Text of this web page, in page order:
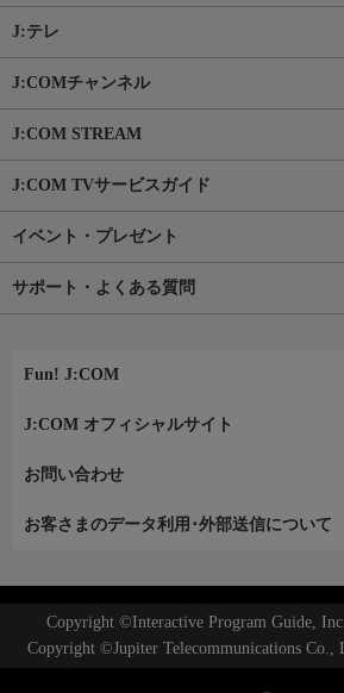
J:テレ
J:COMチャンネル
J:COM STREAM
J:COM TVサービスガイド
イベント・プレゼント
サポート・よくある質問
Fun! J:COM
J:COM オフィシャルサイト
お問い合わせ
お客さまのデータ利用･外部送信について
Copyright ©Interactive Program Guide,
Copyright ©Jupiter Telecommunications Co.,